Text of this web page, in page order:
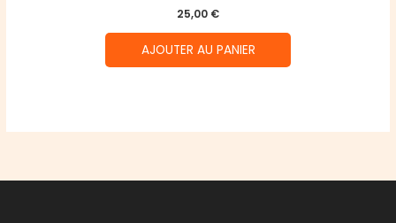
25,00 €
AJOUTER AU PANIER